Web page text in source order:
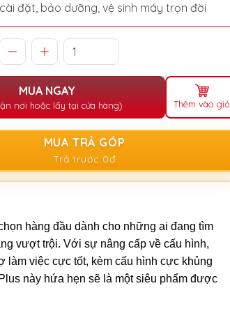
đặt, bảo dưỡng, vệ sinh máy trọn đời
MUA NGAY
nơi hoặc lấy tại cửa hàng) Thêm vào giỏ
MUA TRẢ GÓP
Trả trước 0đ
hàng đầu dành cho những ai đang tìm
vượt trội. Với sự nâng cấp về cấu hình,
làm việc cực tốt, kèm cấu hình cực khủng
này hứa hẹn sẽ là một siêu phẩm được